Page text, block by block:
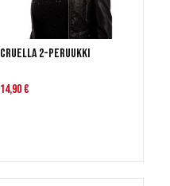
Cruella 2-peruukki
14,90 €